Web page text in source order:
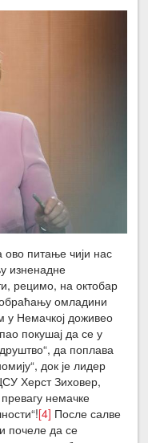
питање чији нас
изненадне
рецимо, на октобар
омладини
у Немачкој доживео
покушај да се у
да поплава
док је лидер
Херст Зиховер,
немачке
[4] После салве
почеле да се